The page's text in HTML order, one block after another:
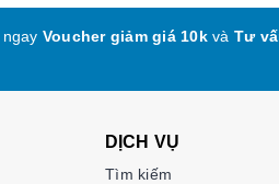
ngay Voucher giảm giá 10kvà Tư
DỊCH VỤ
Tìm kiếm